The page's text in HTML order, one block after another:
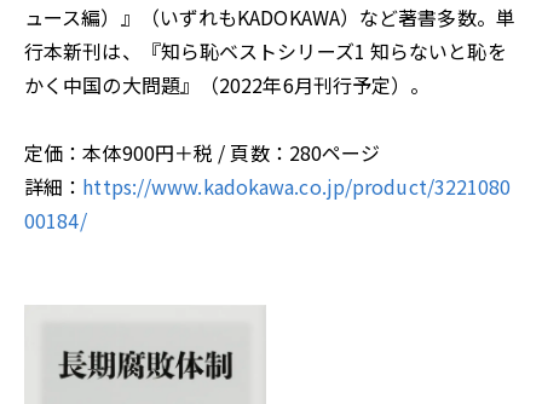
ュース編）』（いずれもKADOKAWA）など著書多数。単
行本新刊は、『知ら恥ベストシリーズ1 知らないと恥を
かく中国の大問題』（2022年6月刊行予定）。
定価：本体900円＋税 / 頁数：280ページ
詳細： https://www.kadokawa.co.jp/product/3221080
00184/